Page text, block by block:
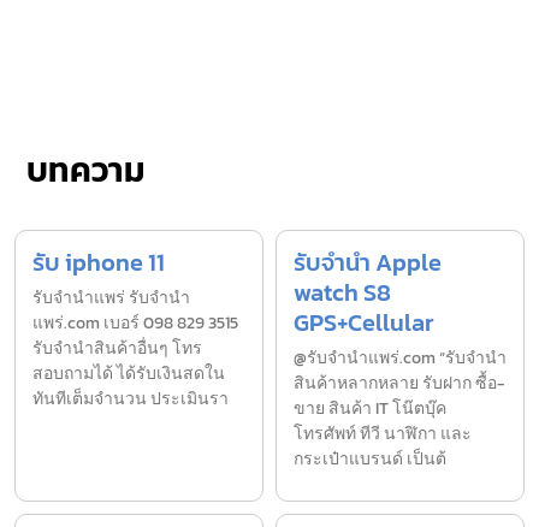
บทความ
รับ iphone 11
รับจํานำแพร่ รับจํานํา
แพร่.com เบอร์ 098 829 3515
รับจำนำสินค้าอื่นๆ โทร
สอบถามได้ ได้รับเงินสดใน
ทันทีเต็มจำนวน ประเมินรา
รับจำนำ Apple
watch S8
GPS+Cellular
@รับจำนำแพร่.com “รับจำนำ
สินค้าหลากหลาย รับฝาก ซื้อ-
ขาย สินค้า IT โน๊ตบุ๊ค
โทรศัพท์ ทีวี นาฬิกา และ
กระเป๋าแบรนด์ เป็นต้